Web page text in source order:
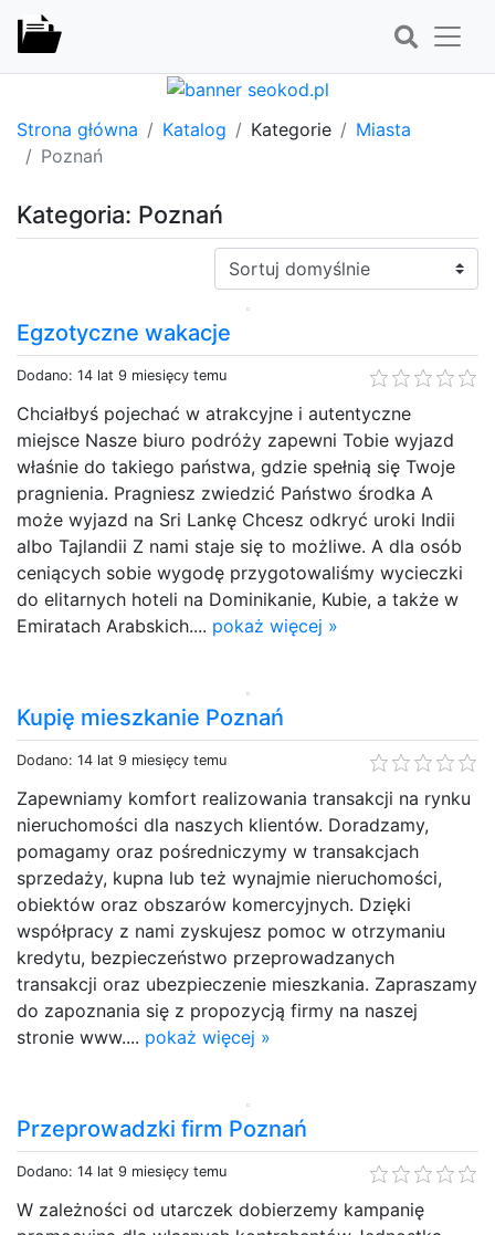
Strona główna Katalog Kategorie
Miasta
Poznań
Kategoria: Poznań
Sortuj:
Egzotyczne wakacje
Dodano: 14 lat 9 miesięcy temu
Chciałbyś pojechać w atrakcyjne i autentyczne
miejsce Nasze biuro podróży zapewni Tobie wyjazd
właśnie do takiego państwa, gdzie spełnią się Twoje
pragnienia. Pragniesz zwiedzić Państwo środka A
może wyjazd na Sri Lankę Chcesz odkryć uroki Indii
albo Tajlandii Z nami staje się to możliwe. A dla osób
ceniących sobie wygodę przygotowaliśmy wycieczki
do elitarnych hoteli na Dominikanie, Kubie, a także w
Emiratach Arabskich.... pokaż więcej »
Kupię mieszkanie Poznań
Dodano: 14 lat 9 miesięcy temu
Zapewniamy komfort realizowania transakcji na rynku
nieruchomości dla naszych klientów. Doradzamy,
pomagamy oraz pośredniczymy w transakcjach
sprzedaży, kupna lub też wynajmie nieruchomości,
obiektów oraz obszarów komercyjnych. Dzięki
współpracy z nami zyskujesz pomoc w otrzymaniu
kredytu, bezpieczeństwo przeprowadzanych
transakcji oraz ubezpieczenie mieszkania. Zapraszamy
do zapoznania się z propozycją firmy na naszej
stronie www.... pokaż więcej »
Przeprowadzki firm Poznań
Dodano: 14 lat 9 miesięcy temu
W zależności od utarczek dobierzemy kampanię